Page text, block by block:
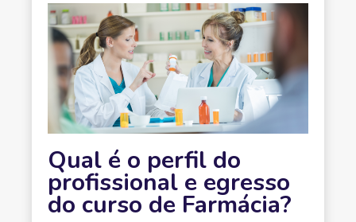
Qual é o perfil do
profissional e egresso
do curso de Farmácia?